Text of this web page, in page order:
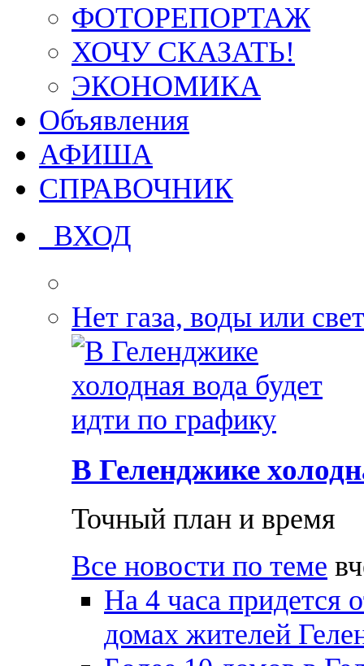
ФОТОРЕПОРТАЖ
ХОЧУ СКАЗАТЬ!
ЭКОНОМИКА
Объявления
АФИША
СПРАВОЧНИК
ВХОД
Нет газа, воды или
В Геленджике
Точный план и время
Все новости по теме
На 4 часа придется
домах жителей